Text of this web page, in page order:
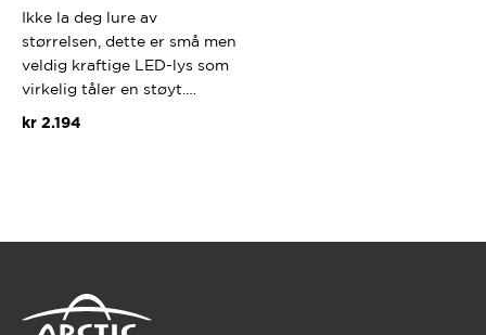
Ikke la deg lure av
størrelsen, dette er små men
veldig kraftige LED-lys som
virkelig tåler en støyt.…
kr2.194